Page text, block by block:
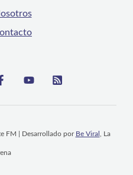
FM | Desarrollado por Be Viral , La